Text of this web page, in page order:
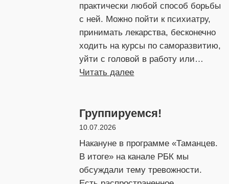
практически любой способ борьбы
с ней. Можно пойти к психиатру,
принимать лекарства, бесконечно
ходить на курсы по саморазвитию,
уйти с головой в работу или…
Читать далее:
одиночества
Группируемся!
10.07.2026
Накануне в программе «Таманцев.
В итоге» на канале РБК мы
обсуждали тему тревожности.